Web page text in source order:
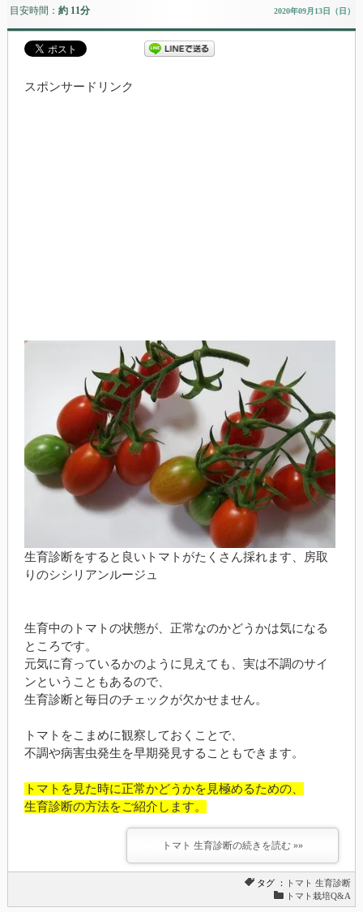
目安時間： 約 11分 2020年09月13日（日）
スポンサードリンク
生育診断をすると良いトマトがたくさん採れます、房取
りのシシリアンルージュ
生育中のトマトの状態が、正常なのかどうかは気になる
ところです。
元気に育っているかのように見えても、実は不調のサイ
ンということもあるので、
生育診断と毎日のチェックが欠かせません。
トマトをこまめに観察しておくことで、
不調や病害虫発生を早期発見することもできます。
トマトを見た時に正常かどうかを見極めるための、
生育診断の方法をご紹介します。
トマト 生育診断の続きを読む »»
タグ ： トマト 生育診断
トマト栽培Q&A